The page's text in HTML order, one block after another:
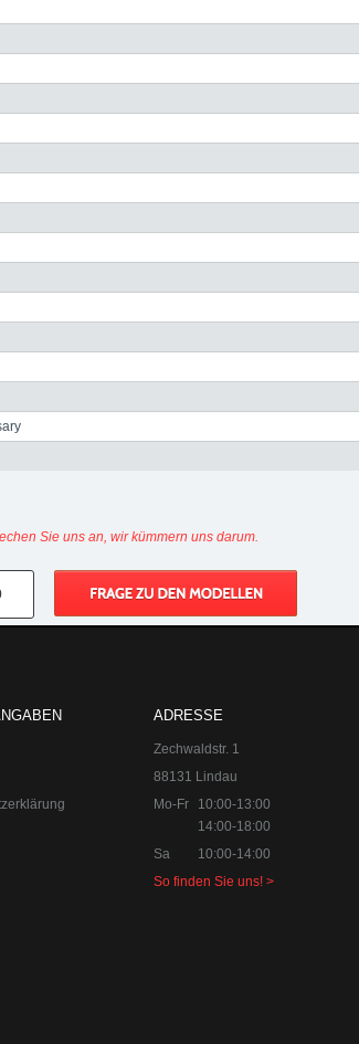
Sie uns an, wir kümmern uns darum.
Felgen, Fahrwerke,
ADRESSE
Zechwaldstr. 1
88131 Lindau
Mo-Fr
10:00-13:00
14:00-18:00
Sa
10:00-14:00
So finden Sie uns! >